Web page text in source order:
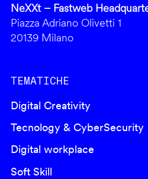
NeXXt – Fastweb
Piazza Adriano Olivetti 1
20139 Milano
TEMATICHE
Digital Creativity
Tecnology & CyberSecurity
Digital workplace
Soft Skill